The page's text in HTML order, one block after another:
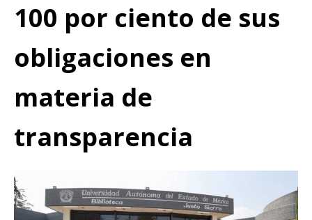
100 por ciento de sus
obligaciones en
materia de
transparencia